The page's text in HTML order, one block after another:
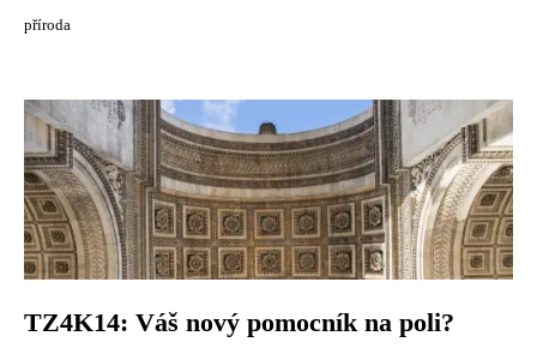
příroda
TZ4K14: Váš nový pomocník na poli?